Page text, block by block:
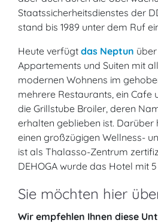
Staatssicherheitsdienstes der
stand bis 1989 unter dem Ruf
Heute verfügt das Neptun
Appartements und Suiten mit
modernen Wohnens im
mehrere Restaurants, ein Cafe
die Grillstube Broiler, deren
erhalten geblieben ist. Darüber
einen großzügigen Wellness-
ist als Thalasso-Zentrum
DEHOGA wurde das Hotel mit
Sie möchten hier
Wir empfehlen Ihnen diese